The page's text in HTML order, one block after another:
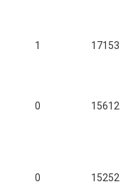
1 17153
0 15612
0 15252